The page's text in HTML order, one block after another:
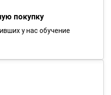
покупку
у нас обучение